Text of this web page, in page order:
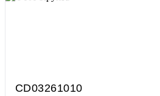
CD03261010